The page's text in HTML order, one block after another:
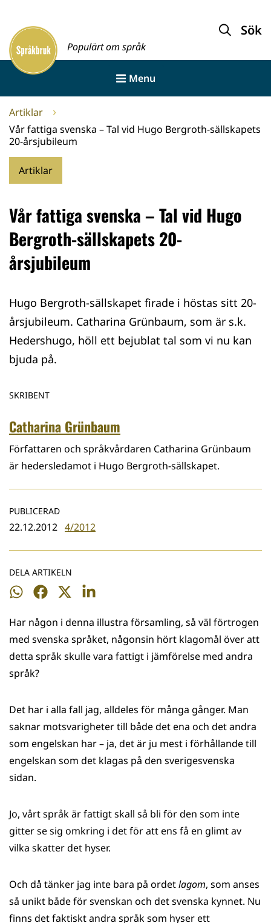
innehållet
Framsida
Populärt om språk
Sök
Menu
Artiklar
Vår fattiga svenska – Tal vid Hugo Bergroth-sällskapets
20-årsjubileum
Artiklar
Vår fattiga svenska – Tal vid Hugo
Bergroth-sällskapets 20-
årsjubileum
Hugo Bergroth-sällskapet firade i höstas sitt 20-
årsjubileum. Catharina Grünbaum, som är s.k.
Hedershugo, höll ett bejublat tal som vi nu kan
bjuda på.
SKRIBENT
Catharina Grünbaum
Författaren och språkvårdaren Catharina Grünbaum
är hedersledamot i Hugo Bergroth-sällskapet.
PUBLICERAD
22.12.2012 4/2012
DELA ARTIKELN
Dela
WhatsApp
Dela
Facebook
Dela
Twitter
Dela
LinkedIn
Har någon i denna illustra församling, så väl förtrogen
med svenska språket, någonsin hört klagomål över att
detta språk skulle vara fattigt i jämförelse med andra
språk?
Det har i alla fall jag, alldeles för många gånger. Man
saknar motsvarigheter till både det ena och det andra
som engelskan har – ja, det är ju mest i förhållande till
engelskan som det klagas på den sverigesvenska
sidan.
Jo, vårt språk är fattigt skall så bli för den som inte
gitter se sig omkring i det för att ens få en glimt av
vilka skatter det hyser.
Och då tänker jag inte bara på ordetlagom, som anses
så unikt både för svenskan och det svenska kynnet. Nu
finns det faktiskt andra språk som hyser ett